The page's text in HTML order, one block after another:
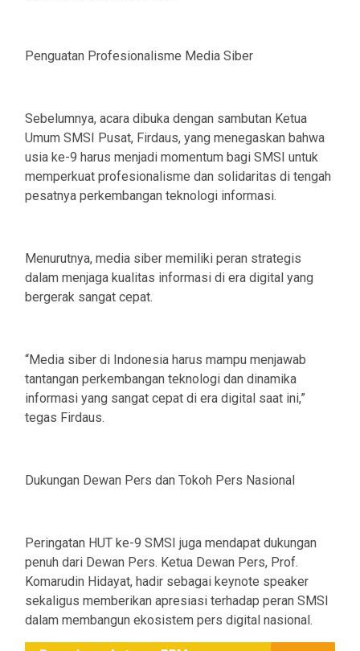
Penguatan Profesionalisme Media Siber
Sebelumnya, acara dibuka dengan sambutan Ketua
Umum SMSI Pusat, Firdaus, yang menegaskan bahwa
usia ke-9 harus menjadi momentum bagi SMSI untuk
memperkuat profesionalisme dan solidaritas di tengah
pesatnya perkembangan teknologi informasi.
Menurutnya, media siber memiliki peran strategis
dalam menjaga kualitas informasi di era digital yang
bergerak sangat cepat.
“Media siber di Indonesia harus mampu menjawab
tantangan perkembangan teknologi dan dinamika
informasi yang sangat cepat di era digital saat ini,”
tegas Firdaus.
Dukungan Dewan Pers dan Tokoh Pers Nasional
Peringatan HUT ke-9 SMSI juga mendapat dukungan
penuh dari Dewan Pers. Ketua Dewan Pers, Prof.
Komarudin Hidayat, hadir sebagai keynote speaker
sekaligus memberikan apresiasi terhadap peran SMSI
dalam membangun ekosistem pers digital nasional.